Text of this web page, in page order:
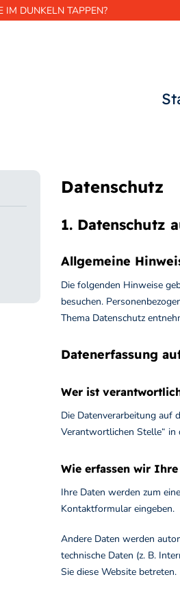
IM DUNKELN TAPPEN?
Datenschutz
1. Datenschutz
Allgemeine
Die folgenden Hinweise
besuchen.
Thema Datenschutz
Datenerfassung
Wer ist
Die Datenverarbeitung auf
Verantwortlichen Stelle“ in
Wie erfassen wir Ihre
Ihre Daten werden zum
Kontaktformular eingeben.
Andere Daten werden
technische Daten (z. B.
Sie diese Website betreten.